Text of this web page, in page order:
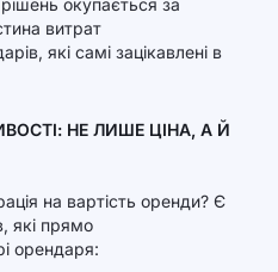
окупається за
витрат
які самі зацікавлені в
НЕ ЛИШЕ ЦІНА, А Й
на вартість оренди? Є
які прямо
орендаря: